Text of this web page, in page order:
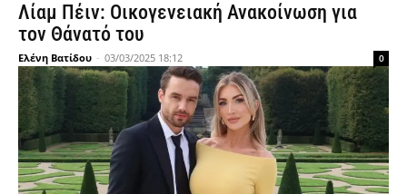
Λίαμ Πέιν: Οικογενειακή Ανακοίνωση για
τον Θάνατό του
Ελένη Βατίδου - 03/03/2025 18:12 0